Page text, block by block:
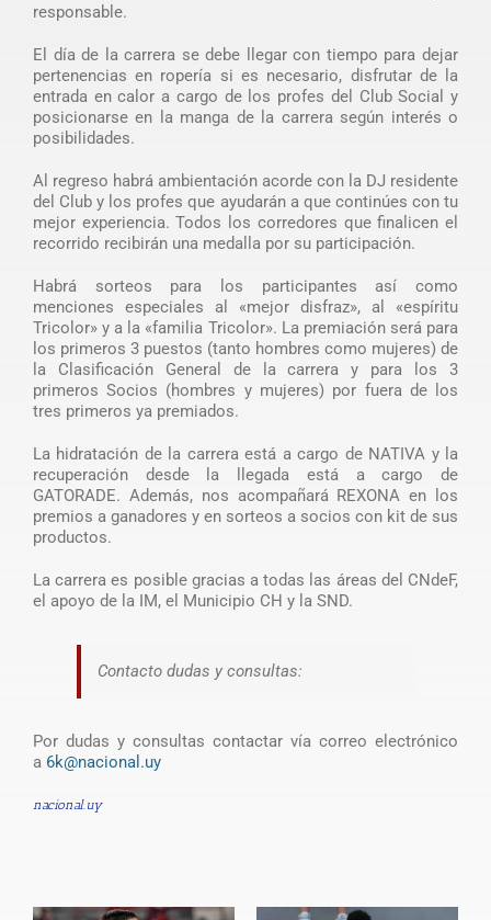
responsable.
El día de la carrera se debe llegar con tiempo para dejar
pertenencias en ropería si es necesario, disfrutar de la
entrada en calor a cargo de los profes del Club Social y
posicionarse en la manga de la carrera según interés o
posibilidades.
Al regreso habrá ambientación acorde con la DJ residente
del Club y los profes que ayudarán a que continúes con tu
mejor experiencia. Todos los corredores que finalicen el
recorrido recibirán una medalla por su participación.
Habrá sorteos para los participantes así como
menciones especiales al «mejor disfraz», al «espíritu
Tricolor» y a la «familia Tricolor». La premiación será para
los primeros 3 puestos (tanto hombres como mujeres) de
la Clasificación General de la carrera y para los 3
primeros Socios (hombres y mujeres) por fuera de los
tres primeros ya premiados.
La hidratación de la carrera está a cargo de NATIVA y la
recuperación desde la llegada está a cargo de
GATORADE. Además, nos acompañará REXONA en los
premios a ganadores y en sorteos a socios con kit de sus
productos.
La carrera es posible gracias a todas las áreas del CNdeF,
el apoyo de la IM, el Municipio CH y la SND.
Contacto dudas y consultas:
Por dudas y consultas contactar vía correo electrónico
a 6k@nacional.uy
nacional.uy